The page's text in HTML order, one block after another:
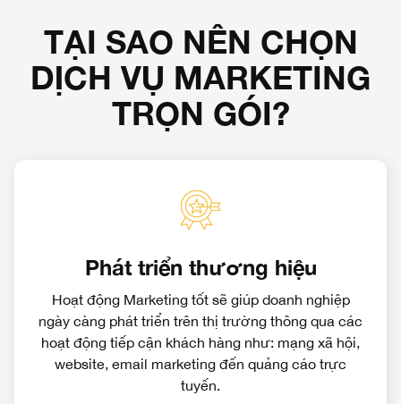
TẠI SAO NÊN CHỌN
DỊCH VỤ MARKETING
TRỌN GÓI?
Phát triển thương hiệu
Hoạt động Marketing tốt sẽ giúp doanh nghiệp
ngày càng phát triển trên thị trường thông qua các
hoạt động tiếp cận khách hàng như: mạng xã hội,
website, email marketing đến quảng cáo trực
tuyến.